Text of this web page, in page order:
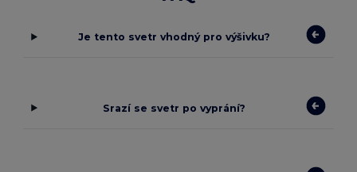
Je tento svetr vhodný pro výšivku?
Srazí se svetr po vyprání?